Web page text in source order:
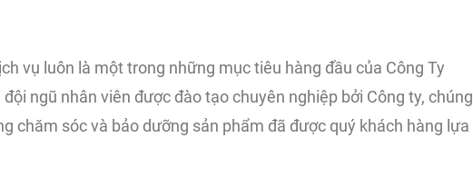
vụ luôn là một trong những mục tiêu hàng đầu của Công Ty
ngũ nhân viên được đào tạo chuyên nghiệp bởi Công ty, chúng
chăm sóc và bảo dưỡng sản phẩm đã được quý khách hàng lựa